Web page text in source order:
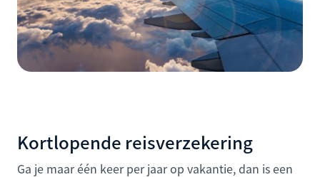
Kortlopende reisverzekering
Ga je maar één keer per jaar op vakantie, dan is een